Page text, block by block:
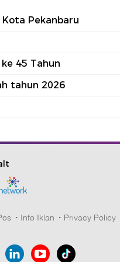
Pekanbaru
45 Tahun
tahun 2026
Info Iklan Privacy Policy